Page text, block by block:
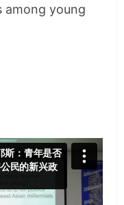
among young